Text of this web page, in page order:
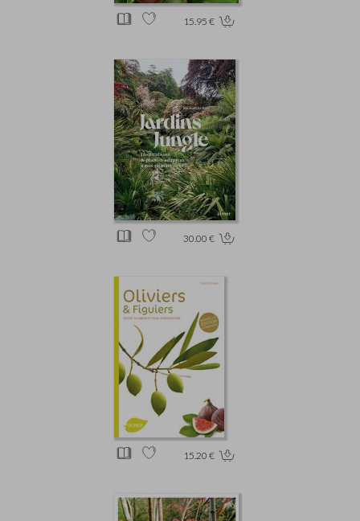
15.95 €
30.00 €
15.20 €